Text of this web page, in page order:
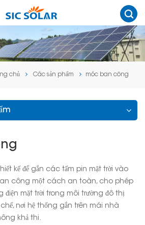
chủ Các sản phẩm móc ban công
kế để gắn các tấm pin mặt trời vào
công một cách an toàn, cho phép
điện mặt trời trong môi trường đô thị
nơi hệ thống gắn trên mái nhà
khả thi.